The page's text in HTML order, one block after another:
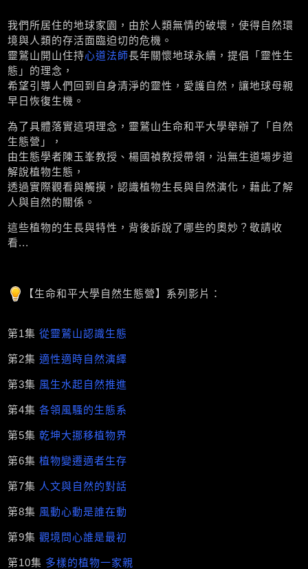
我們所居住的地球家園，由於人類無情的破壞，使得自然環
境與人類的存活面臨迫切的危機。
靈鷲山開山住持心道法師長年關懷地球永續，提倡「靈性生
態」的理念，
​希望引導人們回到自身清淨的靈性，愛護自然，讓地球母親
早日恢復生機。
為了具體落實這項理念，靈鷲山生命和平大學舉辦了「自然
生態營」，
由生態學者陳玉峯教授、楊國禎教授帶領，沿無生道場步道
解說植物生態，
透過實際觀看與觸摸，認識植物生長與自然演化，藉此了解
人與自然的關係。
這些植物的生長與特性，背後訴說了哪些的奧妙？敬請收
看...
【生命和平大學自然生態營】系列影片：
第1集從靈鷲山認識生態
第2集適性適時自然演繹
第3集 風生水起自然推進
第4集各領風騷的生態系
第5集乾坤大挪移植物界
第6集植物變遷適者生存
第7集 人文與自然的對話
第8集 風動心動是誰在動
第9集觀境問心誰是最初
第10集 多樣的植物一家親